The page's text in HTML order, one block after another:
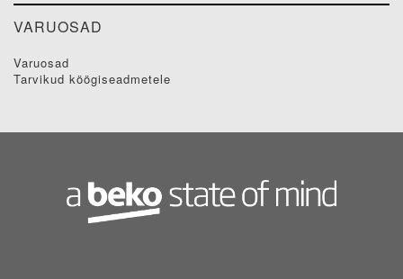
VARUOSAD
varuosad
tarvikud köögiseadmetele